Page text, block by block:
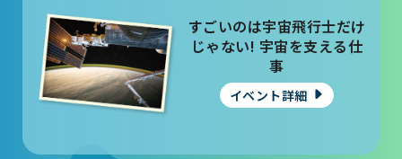
すごいのは宇宙飛行士だけ
じゃない! 宇宙を支える仕
事
イベント詳細